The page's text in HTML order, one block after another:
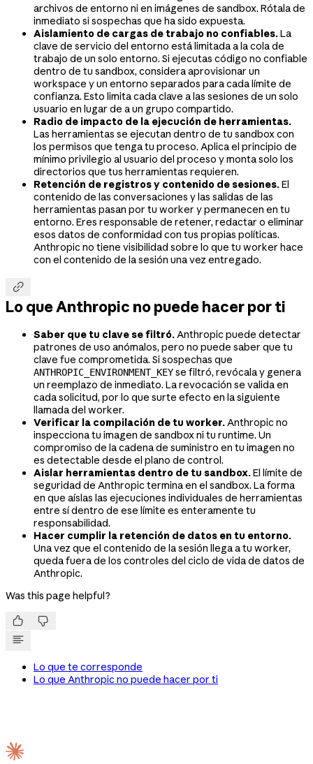
archivos de entorno ni en imágenes de sandbox. Rótala de
inmediato si sospechas que ha sido expuesta.
Aislamiento de cargas de trabajo no confiables.La
clave de servicio del entorno está limitada a la cola de
trabajo de un solo entorno. Si ejecutas código no confiable
dentro de tu sandbox, considera aprovisionar un
workspace y un entorno separados para cada límite de
confianza. Esto limita cada clave a las sesiones de un solo
usuario en lugar de a un grupo compartido.
Radio de impacto de la ejecución de herramientas.
Las herramientas se ejecutan dentro de tu sandbox con
los permisos que tenga tu proceso. Aplica el principio de
mínimo privilegio al usuario del proceso y monta solo los
directorios que tus herramientas requieren.
Retención de registros y contenido de sesiones.El
contenido de las conversaciones y las salidas de las
herramientas pasan por tu worker y permanecen en tu
entorno. Eres responsable de retener, redactar o eliminar
esos datos de conformidad con tus propias políticas.
Anthropic no tiene visibilidad sobre lo que tu worker hace
con el contenido de la sesión una vez entregado.

Lo que Anthropic no puede hacer por ti
Saber que tu clave se filtró. Anthropic puede detectar
patrones de uso anómalos, pero no puede saber que tu
clave fue comprometida. Si sospechas que
ANTHROPIC_ENVIRONMENT_KEYse filtró, revócala y genera
un reemplazo de inmediato. La revocación se valida en
cada solicitud, por lo que surte efecto en la siguiente
llamada del worker.
Verificar la compilación de tu worker. Anthropic no
inspecciona tu imagen de sandbox ni tu runtime. Un
compromiso de la cadena de suministro en tu imagen no
es detectable desde el plano de control.
Aislar herramientas dentro de tu sandbox.El límite de
seguridad de Anthropic termina en el sandbox. La forma
en que aíslas las ejecuciones individuales de herramientas
entre sí dentro de ese límite es enteramente tu
responsabilidad.
Hacer cumplir la retención de datos en tu entorno.
Una vez que el contenido de la sesión llega a tu worker,
queda fuera de los controles del ciclo de vida de datos de
Anthropic.
Was this page helpful?
 
Lo que te corresponde
Lo que Anthropic no puede hacer por ti